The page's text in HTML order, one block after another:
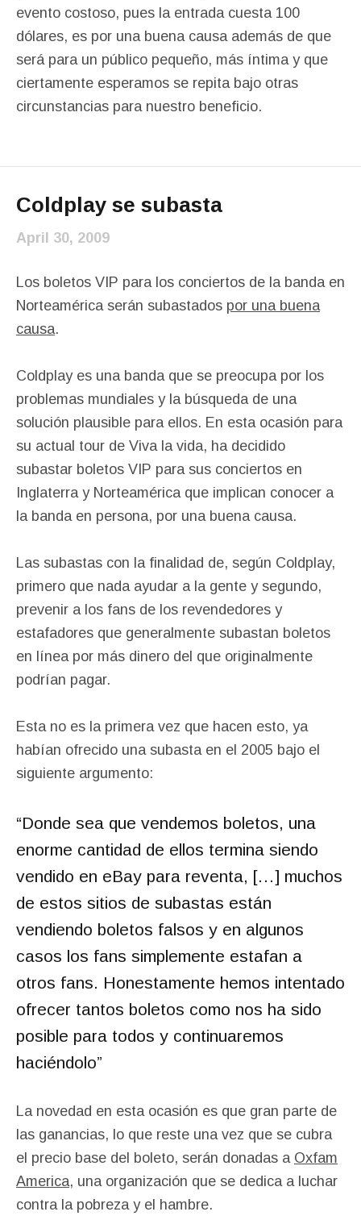
evento costoso, pues la entrada cuesta 100
dólares, es por una buena causa además de que
será para un público pequeño, más íntima y que
ciertamente esperamos se repita bajo otras
circunstancias para nuestro beneficio.
Coldplay se subasta
April 30, 2009
Los boletos VIP para los conciertos de la banda en
Norteamérica serán subastados por una buena
causa.
Coldplay es una banda que se preocupa por los
problemas mundiales y la búsqueda de una
solución plausible para ellos. En esta ocasión para
su actual tour de Viva la vida, ha decidido
subastar boletos VIP para sus conciertos en
Inglaterra y Norteamérica que implican conocer a
la banda en persona, por una buena causa.
Las subastas con la finalidad de, según Coldplay,
primero que nada ayudar a la gente y segundo,
prevenir a los fans de los revendedores y
estafadores que generalmente subastan boletos
en línea por más dinero del que originalmente
podrían pagar.
Esta no es la primera vez que hacen esto, ya
habían ofrecido una subasta en el 2005 bajo el
siguiente argumento:
“Donde sea que vendemos boletos, una
enorme cantidad de ellos termina siendo
vendido en eBay para reventa, […] muchos
de estos sitios de subastas están
vendiendo boletos falsos y en algunos
casos los fans simplemente estafan a
otros fans. Honestamente hemos intentado
ofrecer tantos boletos como nos ha sido
posible para todos y continuaremos
haciéndolo”
La novedad en esta ocasión es que gran parte de
las ganancias, lo que reste una vez que se cubra
el precio base del boleto, serán donadas a Oxfam
America, una organización que se dedica a luchar
contra la pobreza y el hambre.